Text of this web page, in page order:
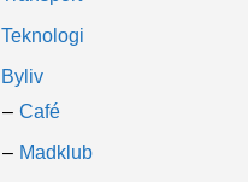
Teknologi
Byliv
Café
Madklub